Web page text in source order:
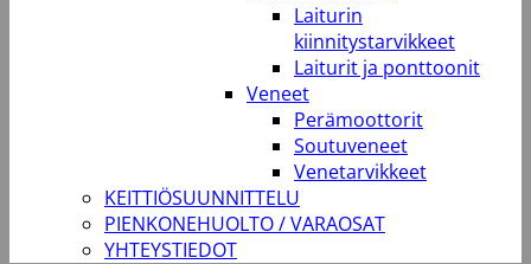
Laiturin
kiinnitystarvikkeet
Laiturit ja ponttoonit
Veneet
Perämoottorit
Soutuveneet
Venetarvikkeet
KEITTIÖSUUNNITTELU
PIENKONEHUOLTO / VARAOSAT
YHTEYSTIEDOT